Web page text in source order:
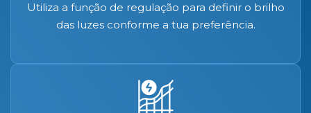
Utiliza a função de regulação para definir o brilho
das luzes conforme a tua preferência.